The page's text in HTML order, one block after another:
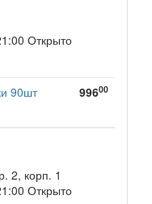
Открыто
90шт
99600
2, корп. 1
Открыто